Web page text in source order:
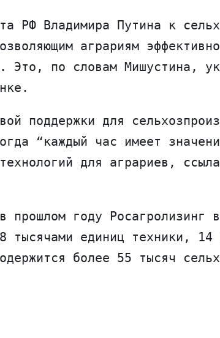
РФ Владимира Путина к
аграриям
Это, по словам Мишустина,
поддержки для
“каждый час имеет
для аграриев,
году Росагролизинг
тысячами единиц техники,
более 55 тысяч